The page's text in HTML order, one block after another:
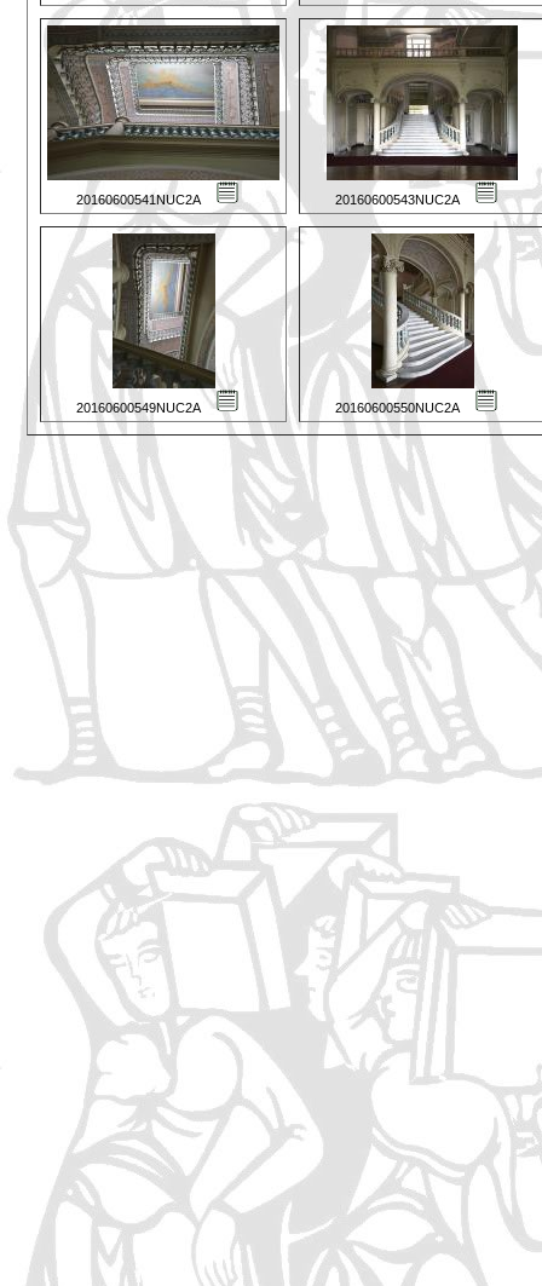
20160600541NUC2A 20160600543NUC2A
20160600549NUC2A 20160600550NUC2A